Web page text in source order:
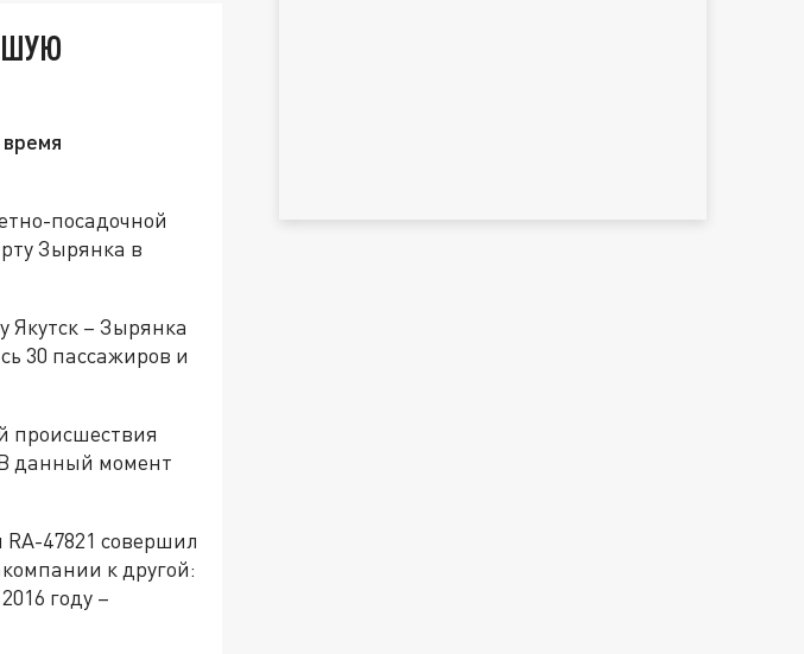
посадочной
Зырянка в
Якутск – Зырянка
30 пассажиров и
происшествия
данный момент
47821 совершил
к другой:
году –